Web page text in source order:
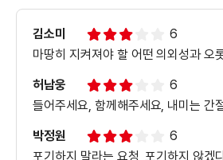
김소미
6
마땅히 지켜져야 할 어떤 의외성과 오
허남웅
6
들어주세요, 함께해주세요, 내미는 간
박정원
6
포기하지 말라는 요청, 포기하지 않겠